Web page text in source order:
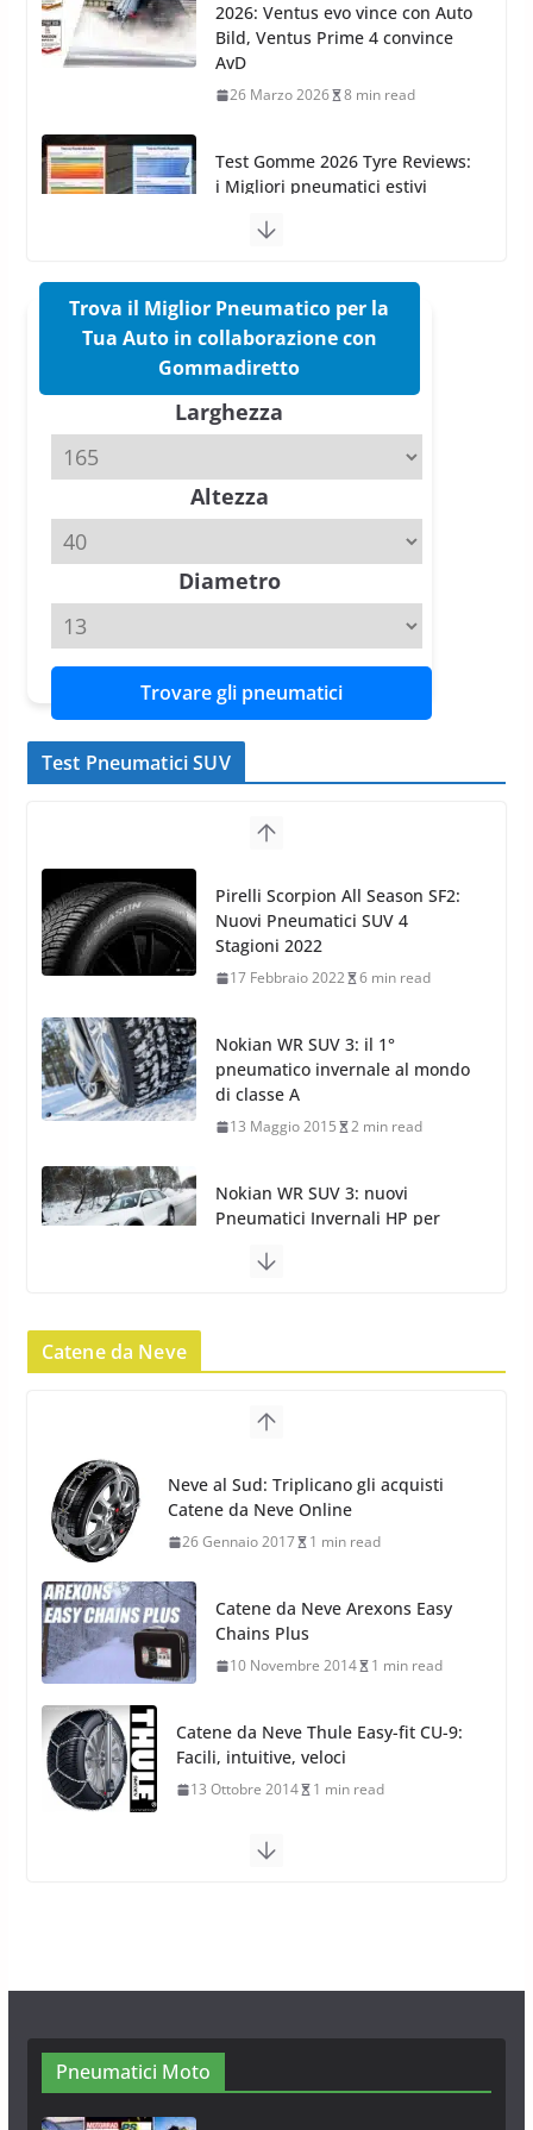
Test Gomme 2026 Tyre Reviews:
i Migliori pneumatici estivi
sportivi a confronto
Pirelli Cinturato 2026: due
vittorie nei test europei
confermano il salto tecnico del
16 Marzo 2026 6 min read
Pirelli P Zero Trofeo RS: per
Tyre Reviews è la gomma semi-
slick da battere
Trova il Miglior Pneumatico per la
Tua Auto in collaborazione con
Gommadiretto
Larghezza
Altezza
Diametro
Trovare gli pneumatici
Test Pneumatici SUV
Pirelli Scorpion All Season SF2:
Stagioni 2022
Nokian WR SUV 3: il 1°
pneumatico invernale al mondo
di classe A
Nokian WR SUV 3: nuovi
Pneumatici Invernali HP per
condizioni invernali difficili
Yokohama Geolandar G073: nuovi pneumatici
Pneumatici Invernali SUV 2022
Catene da Neve
Neve al Sud: Triplicano gli acquisti
26 Gennaio 2017
Catene da Neve Arexons Easy
Chains Plus
10 Novembre 2014 1 min read
Catene da Neve Thule Easy-fit CU-9:
Facili, intuitive, veloci
13 Ottobre 2014 1 min read
Calze da Neve Arexocks by
Arexons
26 Ottobre 2013 1 min read
Calze da Neve per Auto 2025:
Pneumatici Moto